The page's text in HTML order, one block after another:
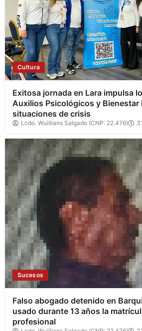
Cultura
Exitosa jornada en Lara impulsa
Auxilios Psicológicos y Bienestar
situaciones de crisis
Lcdo. Wuillians Salgado (CNP: 22.476)
Sucesos
Falso abogado detenido en
usado durante 13 años la
profesional